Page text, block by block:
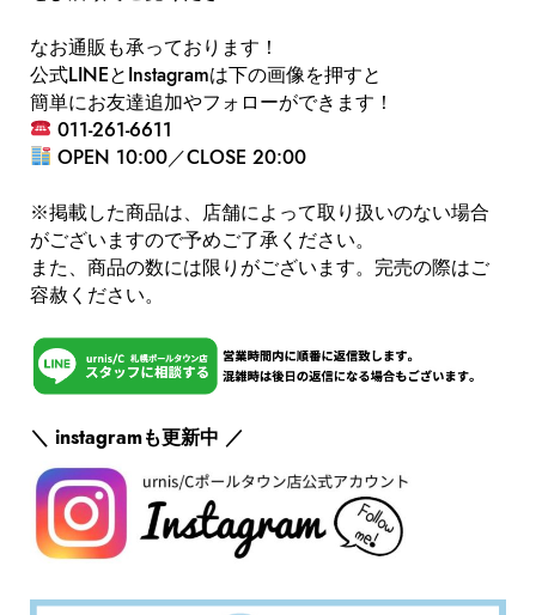
なお通販も承っております！
公式LINEとInstagramは下の画像を押すと
簡単にお友達追加やフォローができます！
011-261-6611
OPEN 10:00／CLOSE 20:00
※掲載した商品は、店舗によって取り扱いのない場合
がございますので予めご了承ください。
また、商品の数には限りがございます。完売の際はご
容赦ください。
＼ instagramも更新中 ／